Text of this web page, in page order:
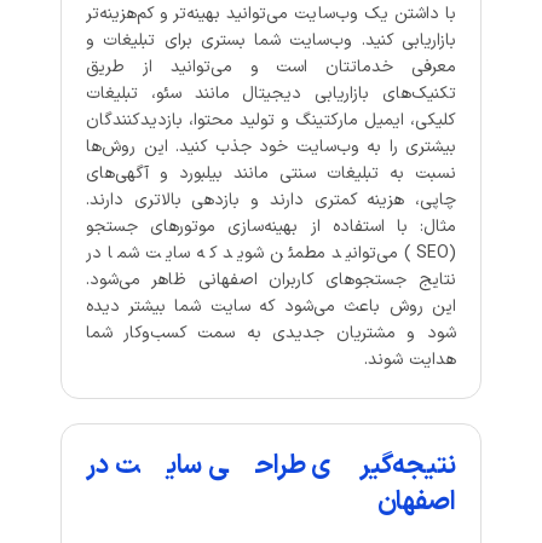
با داشتن یک وب‌سایت می‌توانید بهینه‌تر و کم‌هزینه‌تر
بازاریابی کنید. وب‌سایت شما بستری برای تبلیغات و
معرفی خدماتتان است و می‌توانید از طریق
تکنیک‌های بازاریابی دیجیتال مانند سئو، تبلیغات
کلیکی، ایمیل مارکتینگ و تولید محتوا، بازدیدکنندگان
بیشتری را به وب‌سایت خود جذب کنید. این روش‌ها
نسبت به تبلیغات سنتی مانند بیلبورد و آگهی‌های
چاپی، هزینه کمتری دارند و بازدهی بالاتری دارند.
مثال: با استفاده از بهینه‌سازی موتورهای جستجو
(SEO) می‌توانید مطمئن شوید که سایت شما در
نتایج جستجوهای کاربران اصفهانی ظاهر می‌شود.
این روش باعث می‌شود که سایت شما بیشتر دیده
شود و مشتریان جدیدی به سمت کسب‌وکار شما
هدایت شوند.
نتیجه‌گیری طراحی سایت در
اصفهان